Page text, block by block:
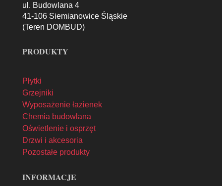
ul. Budowlana 4
41-106 Siemianowice Śląskie
(Teren DOMBUD)
PRODUKTY
Płytki
Grzejniki
Wyposażenie łazienek
Chemia budowlana
Oświetlenie i osprzęt
Drzwi i akcesoria
Pozostałe produkty
INFORMACJE